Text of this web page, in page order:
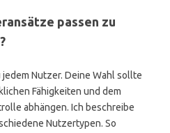
passen zu
Nutzer. Deine Wahl sollte
Fähigkeiten und dem
abhängen. Ich beschreibe
Nutzertypen. So